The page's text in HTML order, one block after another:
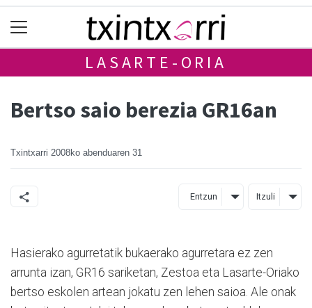
LASARTE-ORIA
Bertso saio berezia GR16an
Txintxarri 2008ko abenduaren 31
Entzun Itzuli
Hasierako agurretatik bukaerako agurretara ez zen
arrunta izan, GR16 sariketan, Zestoa eta Lasarte-Oriako
bertso eskolen artean jokatu zen lehen saioa. Ale onak